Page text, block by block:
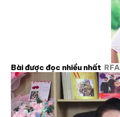
Bài được đọc nhiều nhất RFA